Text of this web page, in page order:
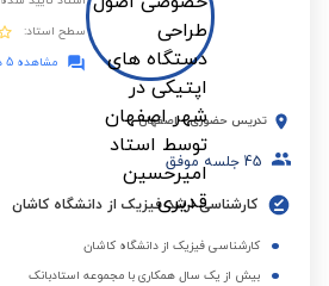
سطح استاد:
مشاهده 5 دیدگاه
تدریس حضوری - اصفهان
45 جلسه موفق
کارشناسی ارشد فیزیک از دانشگاه کاشان
کارشناسی فیزیک از دانشگاه کاشان
بیش از یک سال همکاری با مجموعه استادبانک